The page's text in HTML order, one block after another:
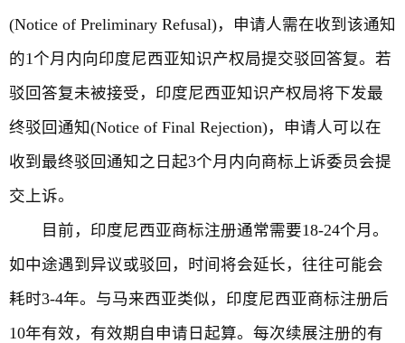
(Notice of Preliminary Refusal)，申请人需在收到该通知
的1个月内向印度尼西亚知识产权局提交驳回答复。若
驳回答复未被接受，印度尼西亚知识产权局将下发最
终驳回通知(Notice of Final Rejection)，申请人可以在
收到最终驳回通知之日起3个月内向商标上诉委员会提
交上诉。
目前，印度尼西亚商标注册通常需要18-24个月。
如中途遇到异议或驳回，时间将会延长，往往可能会
耗时3-4年。与马来西亚类似，印度尼西亚商标注册后
10年有效，有效期自申请日起算。每次续展注册的有